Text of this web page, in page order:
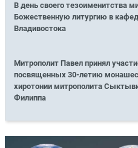
В день своего тезоименитства
Божественную литургию в
Владивостока
Митрополит Павел принял
посвященных 30-летию
хиротонии митрополита
Филиппа